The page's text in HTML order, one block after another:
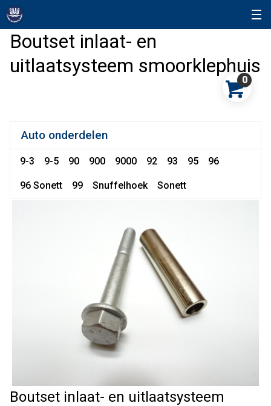
Boutset inlaat- en
uitlaatsysteem smoorklephuis
0
Auto onderdelen
9-3 9-5 90 900 9000 92 93 95 96
96 Sonett 99 Snuffelhoek Sonett
Boutset inlaat- en uitlaatsysteem